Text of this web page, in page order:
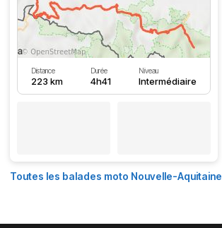
Distance
223 km
Durée
4h41
Niveau
Intermédiaire
Toutes les balades moto Nouvelle-Aquitaine